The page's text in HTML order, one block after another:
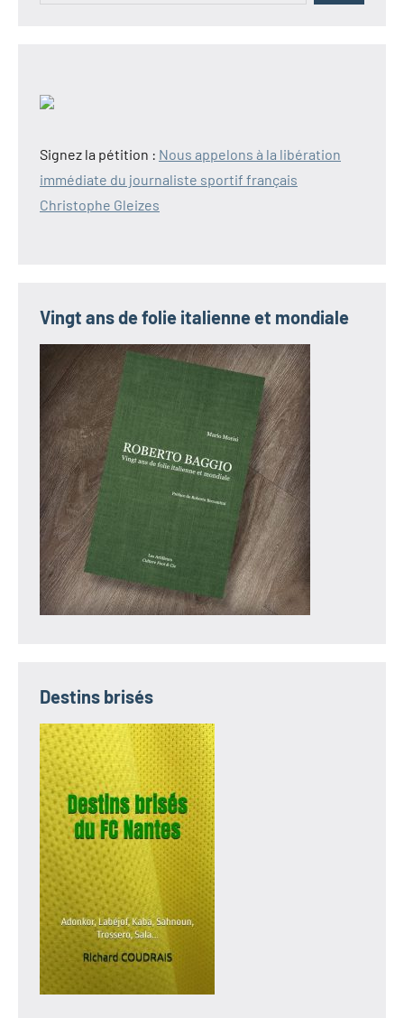
Signez la pétition : Nous appelons à la libération
immédiate du journaliste sportif français
Christophe Gleizes
Vingt ans de folie italienne et mondiale
Destins brisés